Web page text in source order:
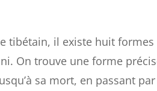
tibétain, il existe huit
On trouve une forme
sa mort, en passant